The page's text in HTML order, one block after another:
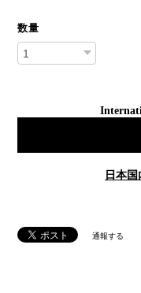
数量
日本
通報する